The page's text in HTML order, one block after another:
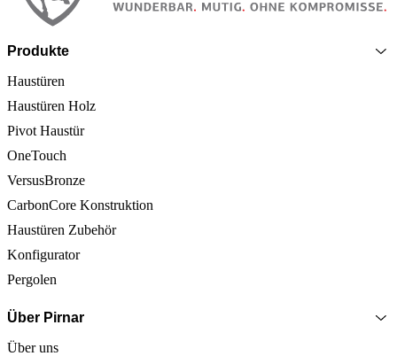
Produkte
Haustüren
Haustüren Holz
Pivot Haustür
OneTouch
VersusBronze
CarbonCore Konstruktion
Haustüren Zubehör
Konfigurator
Pergolen
Über Pirnar
Über uns